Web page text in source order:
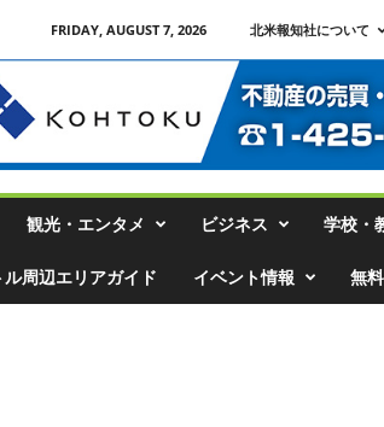
FRIDAY, AUGUST 7, 2026 北米報知社について
観光・エンタメ ビジネス 学校・
ル周辺エリアガイド イベント情報 無